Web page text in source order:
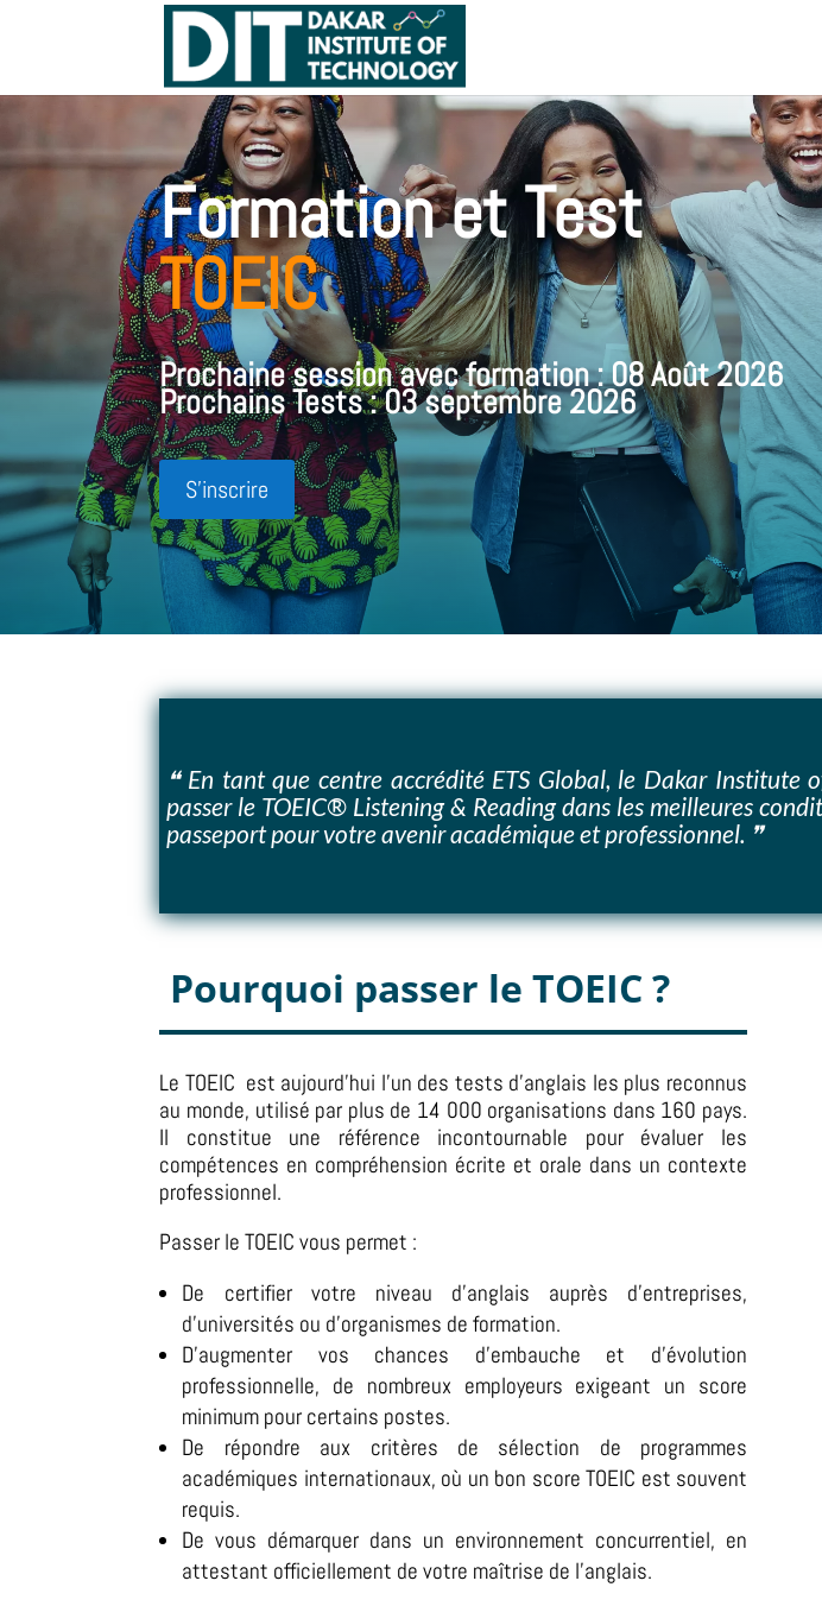
Formation et Test
TOEIC
Prochaine session avec formation : 08 Août 2026
Prochains Tests : 03 septembre 2026
S'inscrire
❝ En tant que centre accrédité ETS Global, le Dakar Institute
passer le TOEIC® Listening & Reading dans les meilleures
passeport pour votre avenir académique et professionnel. ❞
Pourquoi passer le TOEIC ?
Le TOEIC est aujourd’hui l’un des tests d’anglais les plus reconnus
au monde, utilisé par plus de 14 000 organisations dans 160 pays.
Il constitue une référence incontournable pour évaluer les
compétences en compréhension écrite et orale dans un contexte
professionnel.
Passer le TOEIC vous permet :
De certifier votre niveau d’anglais auprès d’entreprises,
d’universités ou d’organismes de formation.
D’augmenter vos chances d’embauche et d’évolution
professionnelle, de nombreux employeurs exigeant un score
minimum pour certains postes.
De répondre aux critères de sélection de programmes
académiques internationaux, où un bon score TOEIC est souvent
requis.
De vous démarquer dans un environnement concurrentiel, en
attestant officiellement de votre maîtrise de l’anglais.